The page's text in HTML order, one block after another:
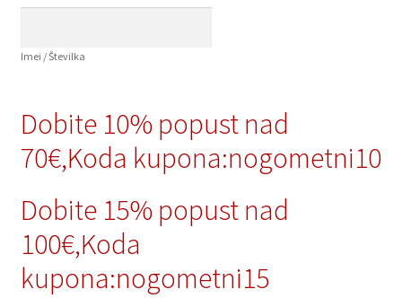
Imei / Številka
Dobite 10% popust nad
70€,Koda kupona:nogometni10
Dobite 15% popust nad
100€,Koda
kupona:nogometni15